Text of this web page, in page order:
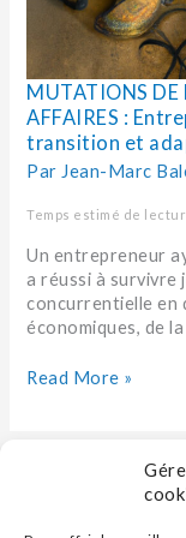
MUTATIONS DE
AFFAIRES :
transition et
Par Jean-Marc
Temps estimé de
Un entrepreneur
a réussi à survivre
concurrentielle en
économiques, de
Read More »